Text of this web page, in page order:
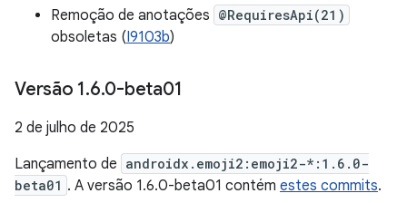
Remoção de anotações @RequiresApi(21)
obsoletas (I9103b)
Versão 1.6.0-beta01
2 de julho de 2025
Lançamento de androidx.emoji2:emoji2-*:1.6.0-
beta01 . A versão 1.6.0-beta01 contém estes commits.